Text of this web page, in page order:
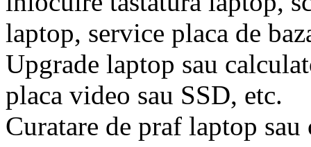
laptop, service placa de
Upgrade laptop sau
placa video sau SSD, etc.
Curatare de praf laptop